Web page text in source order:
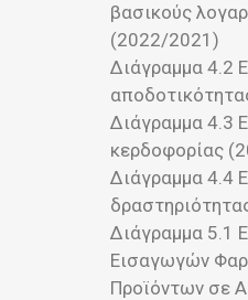
βασικούς
(2022/2021)
Διάγραμμα 4.2
Διάγραμμα 4.3
κερδοφορίας
Διάγραμμα 4.4
Διάγραμμα 5.1
Εισαγωγών
Προϊόντων σε